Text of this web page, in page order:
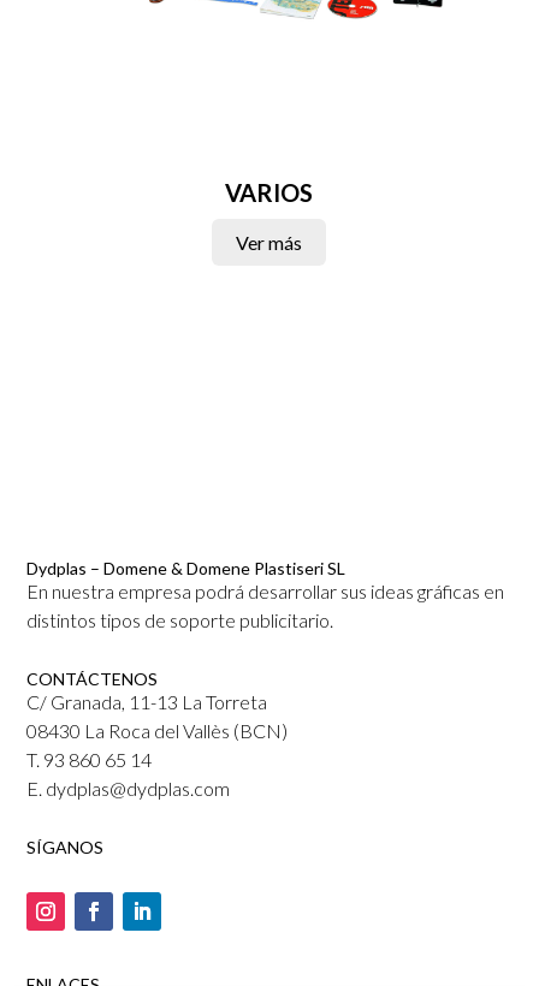
VARIOS
Ver más
Dydplas – Domene & Domene Plastiseri SL
En nuestra empresa podrá desarrollar sus ideas gráficas en
distintos tipos de soporte publicitario.
CONTÁCTENOS
C/ Granada, 11-13 La Torreta
08430 La Roca del Vallès (BCN)
T. 93 860 65 14
E. dydplas@dydplas.com
SÍGANOS